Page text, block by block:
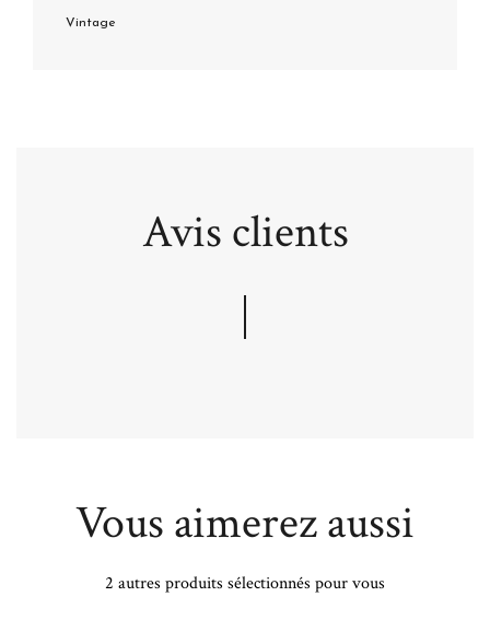
Vintage
Avis clients
Vous aimerez aussi
2 autres produits sélectionnés pour vous